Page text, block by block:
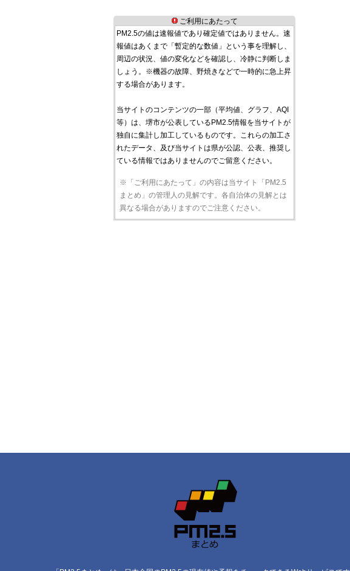
ご利用にあたって
PM2.5の値は速報値であり確定値ではありません。速
報値はあくまで「暫定的な数値」という事を理解し、
周辺の状況、値の変化などを確認し、冷静に判断しま
しょう。※機器の故障、野焼きなどで一時的に急上昇
する場合があります。
当サイトのコンテンツの一部（平均値、グラフ、AQI
等）は、堺市が公表しているPM2.5情報を当サイトが
独自に集計し加工しているものです。これらの加工さ
れたデータ、及び当サイトは県が公認、公表、推奨し
ている情報ではありませんのでご留意ください。
※「ご利用にあたって」の内容は当サイト「PM2.5
まとめ」の管理人の見解です。各自治体の見解とは
異なる場合がありますのでご注意ください。